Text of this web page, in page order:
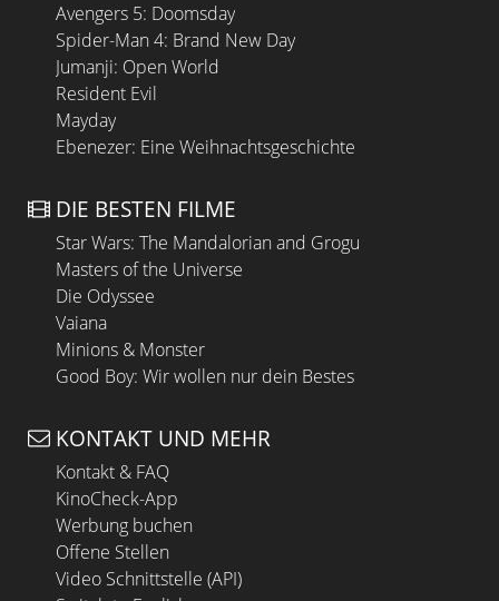
Avengers 5: Doomsday
Spider-Man 4: Brand New Day
Jumanji: Open World
Resident Evil
Mayday
Ebenezer: Eine Weihnachtsgeschichte
DIE BESTEN FILME
Star Wars: The Mandalorian and Grogu
Masters of the Universe
Die Odyssee
Vaiana
Minions & Monster
Good Boy: Wir wollen nur dein Bestes
KONTAKT UND MEHR
Kontakt & FAQ
KinoCheck-App
Werbung buchen
Offene Stellen
Video Schnittstelle (API)